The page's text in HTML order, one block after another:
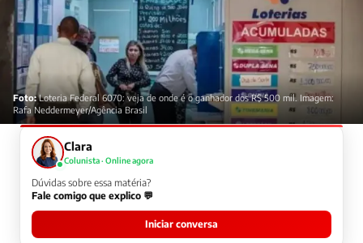
Foto:Loteria Federal 6070: veja de onde é o ganhador dos R$ 500 mil. Imagem:
Rafa Neddermeyer/Agência Brasil
Clara
Colunista · Online agora
Dúvidas sobre essa matéria?
Fale comigo que explico 💬
Iniciar conversa